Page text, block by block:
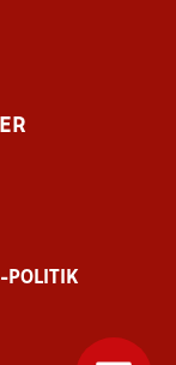
POLITIK